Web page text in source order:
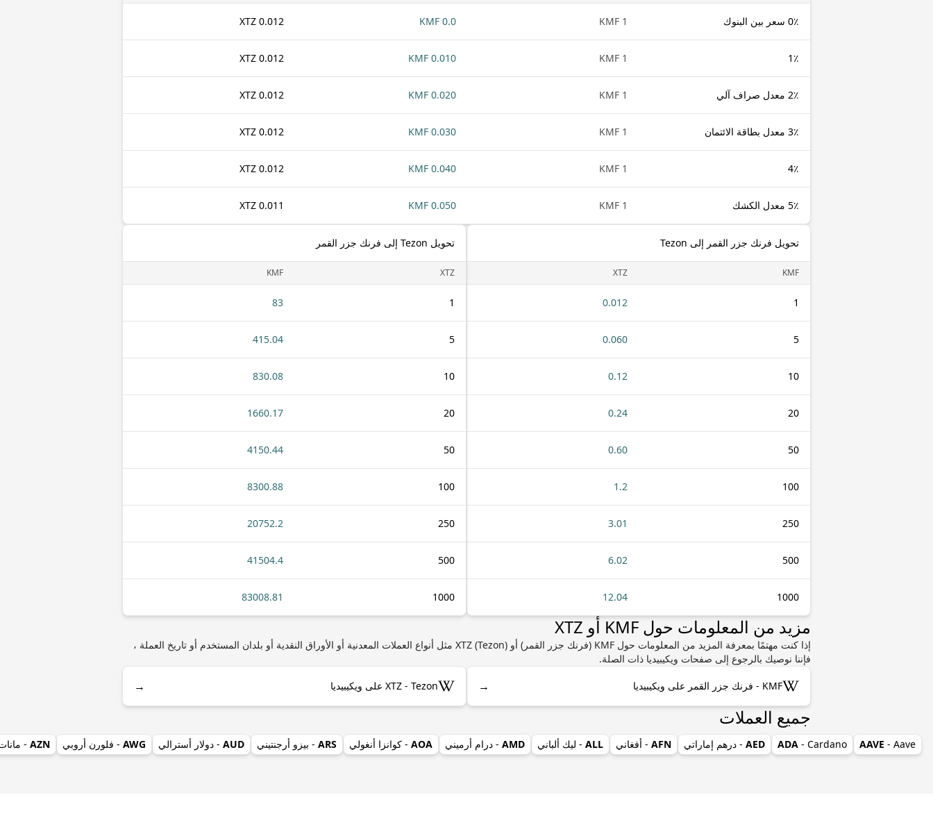
0٪ سعر بين البنوك 1 KMF
0.0 KMF
0.012 XTZ
1٪ 1 KMF
0.010 KMF
0.012 XTZ
2٪ معدل صراف آلي 1 KMF
0.020 KMF
0.012 XTZ
3٪ معدل بطاقة الائتمان 1 KMF
0.030 KMF
0.012 XTZ
4٪ 1 KMF
0.040 KMF
0.012 XTZ
5٪ معدل الكشك 1 KMF
0.050 KMF
0.011 XTZ
تحويل فرنك جزر القمر إلى Tezon
KMF
XTZ
1
0.012
5
0.060
10
0.12
20
0.24
50
0.60
100
1.2
250
3.01
500
6.02
1000
12.04
تحويل Tezon إلى فرنك جزر القمر
XTZ
KMF
1
83
5
415.04
10
830.08
20
1660.17
50
4150.44
100
8300.88
250
20752.2
500
41504.4
1000
83008.81
مزيد من المعلومات حول KMF أو XTZ
إذا كنت مهتمًا بمعرفة المزيد من المعلومات حول KMF (فرنك جزر القمر) أو XTZ (Tezon) مثل أنواع العملات المعدنية أو الأوراق النقدية أو بلدان المستخدم أو تاريخ العملة ،
فإننا نوصيك بالرجوع إلى صفحات ويكيبيديا ذات الصلة.
KMF - فرنك جزر القمر على ويكيبيديا → XTZ - Tezon على ويكيبيديا →
جميع العملات
AAVE - Aave
ADA - Cardano
AED - درهم إماراتي AFN - أفغاني ALL - ليك ألباني AMD - درام أرميني AOA - كوانزا أنغولي ARS - بيزو أرجنتيني AUD - دولار أسترالي AWG - فلورن أروبي AZN
-